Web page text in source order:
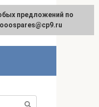
English
предложений по